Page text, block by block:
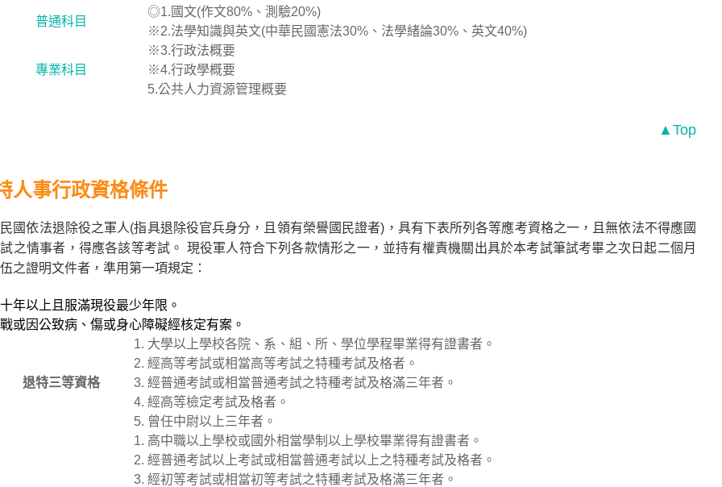
普通科目
◎1.國文(作文80%、測驗20%)
※2.法學知識與英文(中華民國憲法30%、法學緒論30%、英文40%)
專業科目
※3.行政法概要
※4.行政學概要
5.公共人力資源管理概要
▲Top
人事行政資格條件
國依法退除役之軍人(指具退除役官兵身分，且領有榮譽國民證者)，具有下表所列各等應考資格之一，且無依法不得應國
之情事者，得應各該等考試。 現役軍人符合下列各款情形之一，並持有權責機關出具於本考試筆試考畢之次日起二個月
之證明文件者，準用第一項規定：
年以上且服滿現役最少年限。
或因公致病、傷或身心障礙經核定有案。
退特三等資格
大學以上學校各院、系、組、所、學位學程畢業得有證書者。
經高等考試或相當高等考試之特種考試及格者。
經普通考試或相當普通考試之特種考試及格滿三年者。
經高等檢定考試及格者。
曾任中尉以上三年者。
高中職以上學校或國外相當學制以上學校畢業得有證書者。
經普通考試以上考試或相當普通考試以上之特種考試及格者。
經初等考試或相當初等考試之特種考試及格滿三年者。